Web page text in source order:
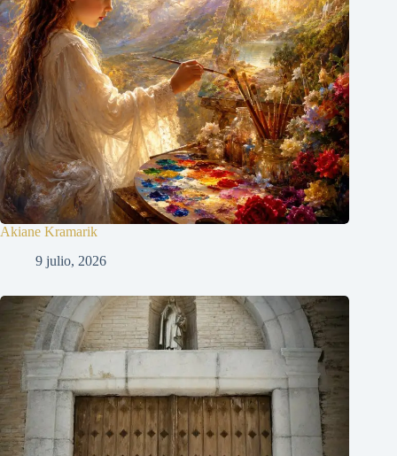
Akiane Kramarik
9 julio, 2026